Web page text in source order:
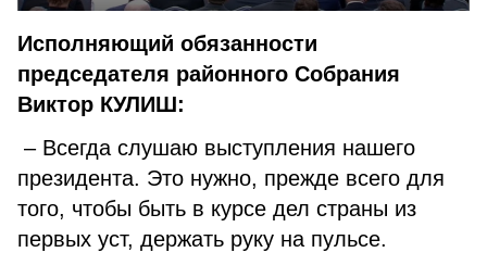
Исполняющий обязанности
председателя районного Собрания
Виктор КУЛИШ:
– Всегда слушаю выступления нашего
президента. Это нужно, прежде всего для
того, чтобы быть в курсе дел страны из
первых уст, держать руку на пульсе.